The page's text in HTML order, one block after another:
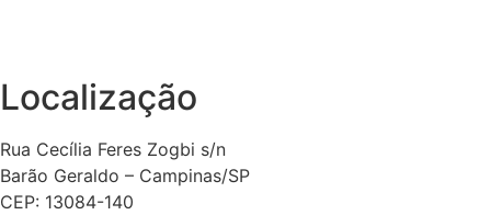
Localização
Rua Cecília Feres Zogbi s/n
Barão Geraldo – Campinas/SP
CEP: 13084-140